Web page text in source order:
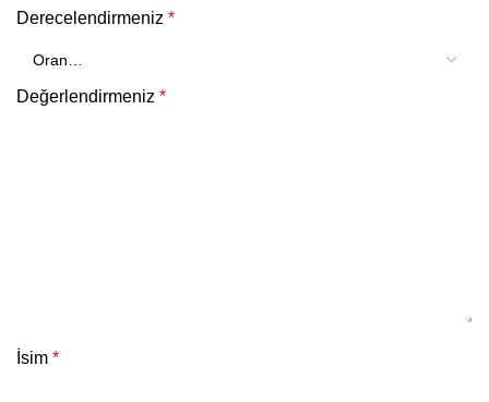
Derecelendirmeniz *
Değerlendirmeniz *
İsim *